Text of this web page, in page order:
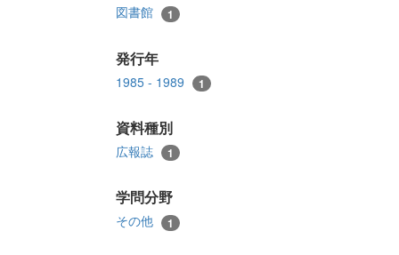
図書館 1
発行年
1985 - 1989 1
資料種別
広報誌 1
学問分野
その他 1